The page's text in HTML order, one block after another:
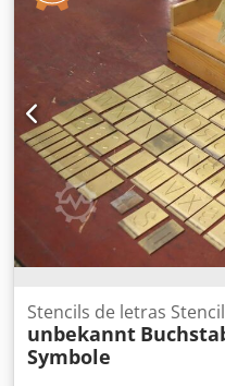
Stencils de letras
unbekannt
Symbole